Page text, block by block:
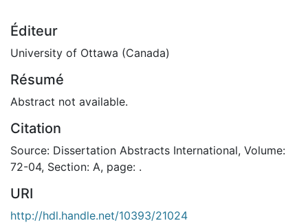
Éditeur
University of Ottawa (Canada)
Résumé
Abstract not available.
Citation
Source: Dissertation Abstracts International, Volume:
72-04, Section: A, page: .
URI
http://hdl.handle.net/10393/21024